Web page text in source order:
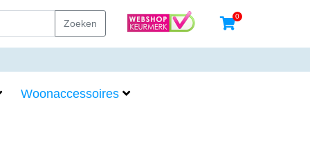
Zoeken
0
Woonaccessoires